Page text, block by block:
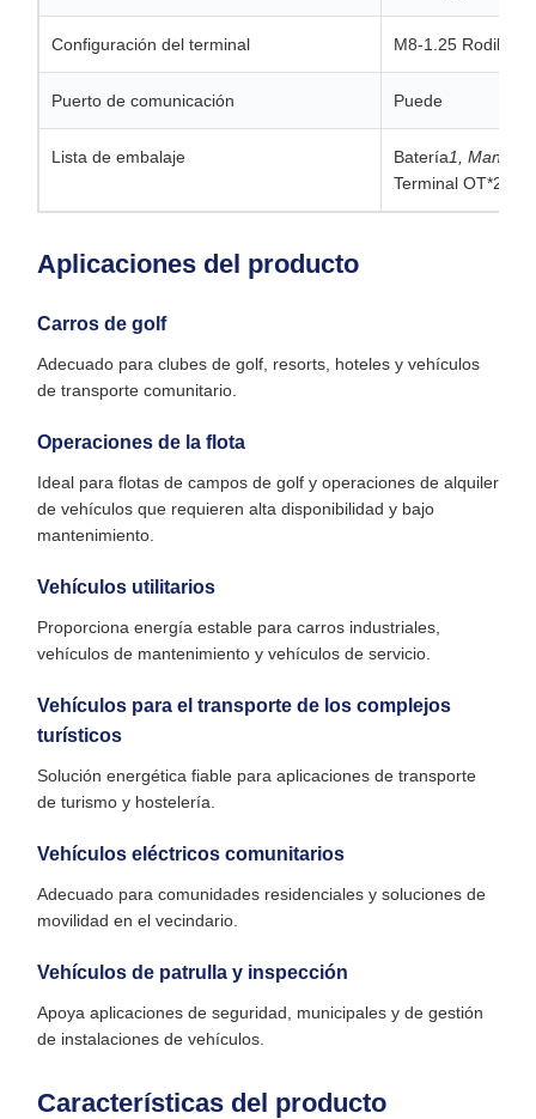
Configuración del terminal M8-1.25 Rodillos
Puerto de comunicación Puede
Lista de embalaje Batería1, Manual
Terminal OT*2
Aplicaciones del producto
Carros de golf
Adecuado para clubes de golf, resorts, hoteles y vehículos
de transporte comunitario.
Operaciones de la flota
Ideal para flotas de campos de golf y operaciones de alquiler
de vehículos que requieren alta disponibilidad y bajo
mantenimiento.
Vehículos utilitarios
Proporciona energía estable para carros industriales,
vehículos de mantenimiento y vehículos de servicio.
Vehículos para el transporte de los complejos
turísticos
Solución energética fiable para aplicaciones de transporte
de turismo y hostelería.
Vehículos eléctricos comunitarios
Adecuado para comunidades residenciales y soluciones de
movilidad en el vecindario.
Vehículos de patrulla y inspección
Apoya aplicaciones de seguridad, municipales y de gestión
de instalaciones de vehículos.
Características del producto